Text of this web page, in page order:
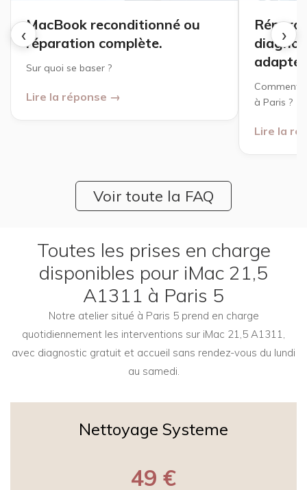
‹ ›
MacBook reconditionné ou
réparation complète.
Sur quoi se baser ?
Lire la réponse →
Comment
à Paris ?
Lire la
Voir toute la FAQ
Toutes les prises en charge
disponibles pour iMac 21,5
A1311 à Paris 5
Notre atelier situé à Paris 5 prend en charge
quotidiennement les interventions sur iMac 21,5 A1311,
avec diagnostic gratuit et accueil sans rendez-vous du lundi
au samedi.
Nettoyage Systeme
49 €